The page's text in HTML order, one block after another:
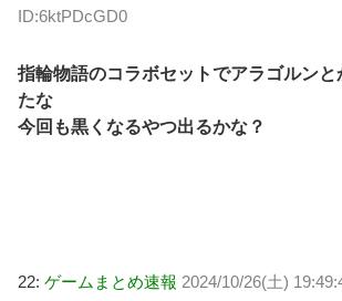
ID:6ktPDcGD0
指輪物語のコラボセットでアラゴルンと
たな
今回も黒くなるやつ出るかな？
22: ゲームまとめ速報 2024/10/26(土)